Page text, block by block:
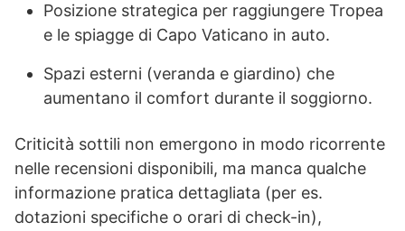
Posizione strategica per raggiungere Tropea
e le spiagge di Capo Vaticano in auto.
Spazi esterni (veranda e giardino) che
aumentano il comfort durante il soggiorno.
Criticità sottili non emergono in modo ricorrente
nelle recensioni disponibili, ma manca qualche
informazione pratica dettagliata (per es.
dotazioni specifiche o orari di check-in),